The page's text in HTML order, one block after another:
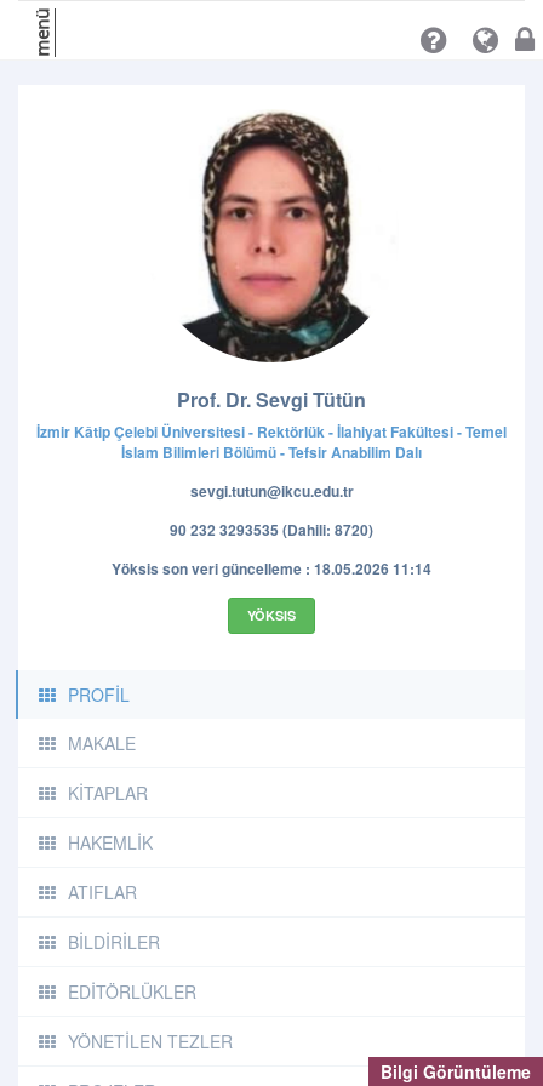
Bilgi Görüntüleme
menü
Prof. Dr. Sevgi Tütün
İzmir Kâtip Çelebi Üniversitesi - Rektörlük - İlahiyat Fakültesi - Temel
İslam Bilimleri Bölümü - Tefsir Anabilim Dalı
sevgi.tutun@ikcu.edu.tr
90 232 3293535 (Dahili: 8720)
Yöksis son veri güncelleme : 18.05.2026 11:14
YÖKSIS
PROFİL
MAKALE
KİTAPLAR
HAKEMLİK
ATIFLAR
BİLDİRİLER
EDİTÖRLÜKLER
YÖNETİLEN TEZLER